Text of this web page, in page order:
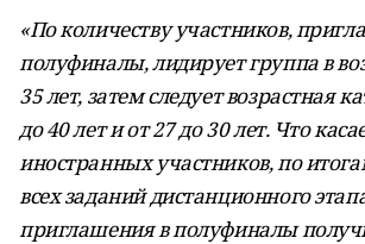
«По количеству участников,
полуфиналы, лидирует группа в
35 лет, затем следует возрастная
до 40 лет и от 27 до 30 лет. Что
иностранных участников, по
всех заданий дистанционного
приглашения в полуфиналы